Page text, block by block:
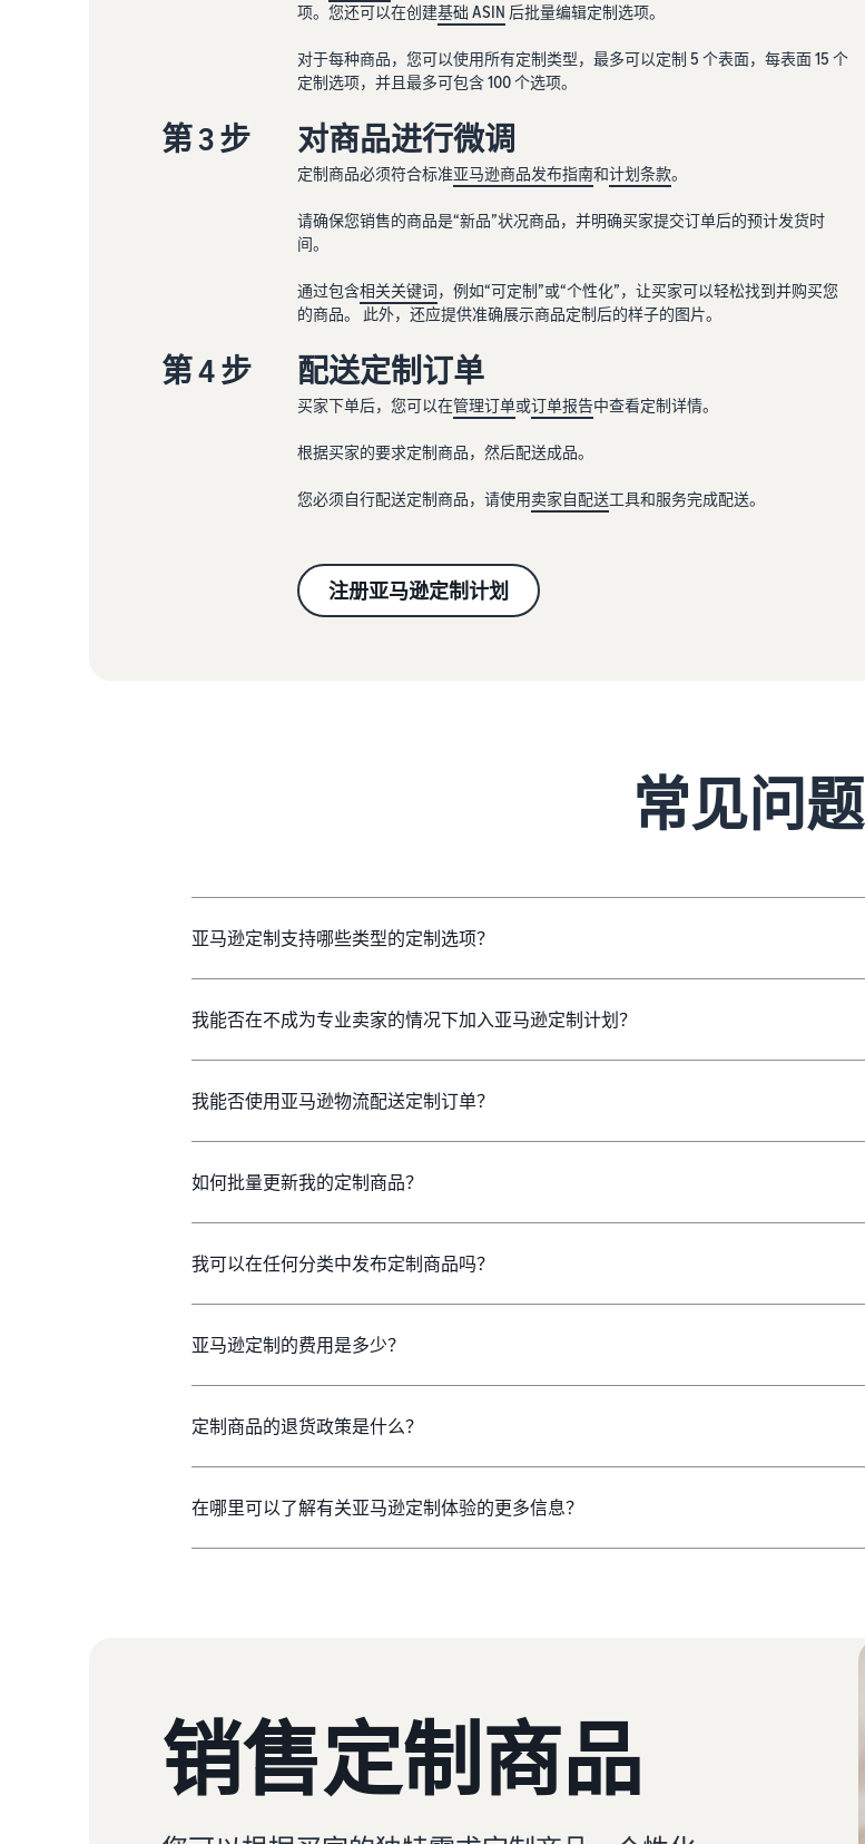
项。您还可以在创建基础 ASIN 后批量编辑定制选项。
对于每种商品，您可以使用所有定制类型，最多可以定制 5 个表面，每表面 15 个
定制选项，并且最多可包含 100 个选项。
第 3 步 对商品进行微调
定制商品必须符合标准亚马逊商品发布指南和计划条款。
请确保您销售的商品是“新品”状况商品，并明确买家提交订单后的预计发货时
间。
通过包含相关关键词，例如“可定制”或“个性化”，让买家可以轻松找到并购买您
的商品。 此外，还应提供准确展示商品定制后的样子的图片。
第 4 步 配送定制订单
买家下单后，您可以在管理订单或订单报告中查看定制详情。
根据买家的要求定制商品，然后配送成品。
您必须自行配送定制商品，请使用卖家自配送工具和服务完成配送。
注册亚马逊定制计划
常见问题
亚马逊定制支持哪些类型的定制选项？
我能否在不成为专业卖家的情况下加入亚马逊定制计划？
我能否使用亚马逊物流配送定制订单？
如何批量更新我的定制商品？
我可以在任何分类中发布定制商品吗？
亚马逊定制的费用是多少？
定制商品的退货政策是什么？
在哪里可以了解有关亚马逊定制体验的更多信息？
销售定制商品